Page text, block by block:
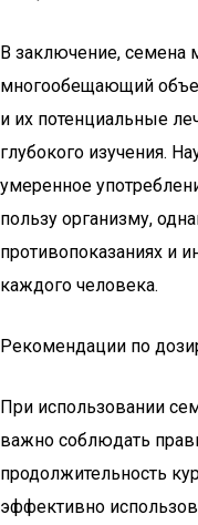
В заключение, семена
многообещающий
и их потенциальные
глубокого изучения.
умеренное
пользу организму,
противопоказаниях и
каждого человека.
Рекомендации по
При использовании
важно соблюдать
продолжительность
эффективно